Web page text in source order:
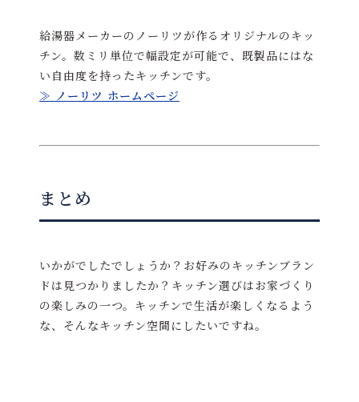
給湯器メーカーのノーリツが作るオリジナルのキッ
チン。数ミリ単位で幅設定が可能で、既製品にはな
い自由度を持ったキッチンです。
≫ ノーリツ ホームページ
まとめ
いかがでしたでしょうか？お好みのキッチンブラン
ドは見つかりましたか？キッチン選びはお家づくり
の楽しみの一つ。キッチンで生活が楽しくなるよう
な、そんなキッチン空間にしたいですね。